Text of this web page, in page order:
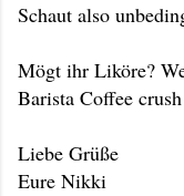
Schaut also
Mögt ihr Liköre?
Barista Coffee
Liebe Grüße
Eure Nikki